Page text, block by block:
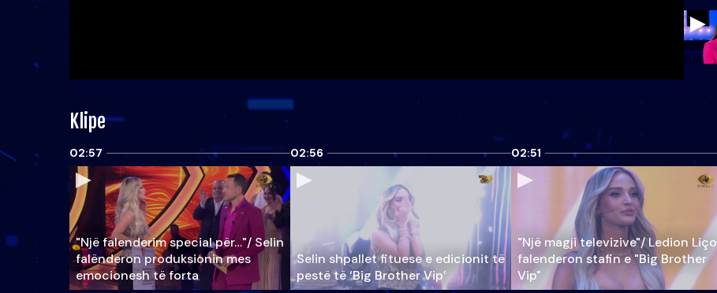
Klipe
02:57
"Një falenderim special për…"/ Selin
falënderon produksionin mes
emocionesh të forta
02:56
Selin shpallet fituese e edicionit të
pestë të ‘Big Brother Vip’
02:51
"Një magji televizive"/ Ledion Liço
falenderon stafin e "Big Brother
Vip"